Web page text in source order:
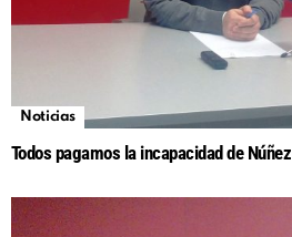
Noticias
Todos pagamos la incapacidad de Núñez